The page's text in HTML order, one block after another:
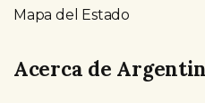
Mapa del Estado
Acerca de